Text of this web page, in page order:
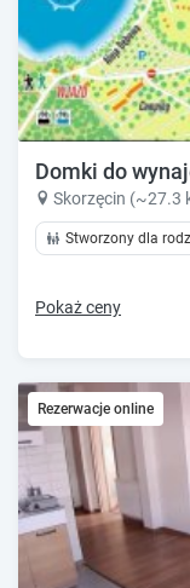
Domki do
Skorzęcin (~27.3
Stworzony dla
Pokaż ceny
Rezerwacje online